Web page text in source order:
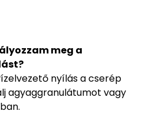
meg a
nyílás a cserép
agyaggranulátumot vagy